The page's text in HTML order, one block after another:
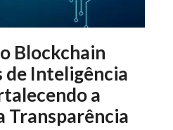
Blockchain
de Inteligência
a
Transparência